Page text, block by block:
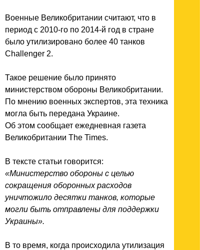
Военные Великобритании считают, что в
период с 2010-го по 2014-й год в стране
было утилизировано более 40 танков
Challenger 2.
Такое решение было принято
министерством обороны Великобритании.
По мнению военных экспертов, эта техника
могла быть передана Украине.
Об этом сообщает ежедневная газета
Великобритании The Times.
В тексте статьи говорится:
«Министерство обороны с целью
сокращения оборонных расходов
уничтожило десятки танков, которые
могли быть отправлены для поддержки
Украины».
В то время, когда происходила утилизация